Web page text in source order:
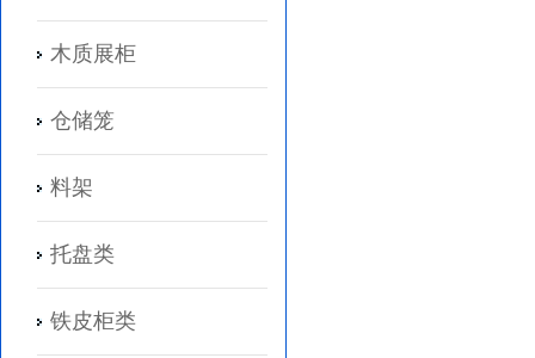
木质展柜
仓储笼
料架
托盘类
铁皮柜类